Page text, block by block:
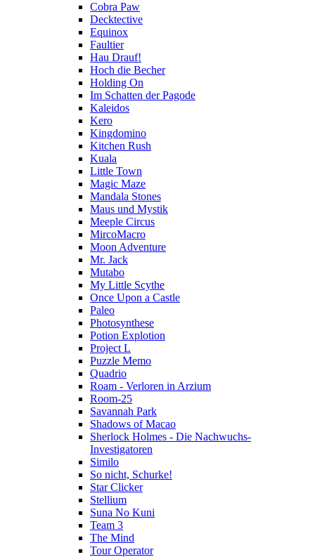
Cobra Paw
Decktective
Equinox
Faultier
Hau Drauf!
Hoch die Becher
Holding On
Im Schatten der Pagode
Kaleidos
Kero
Kingdomino
Kitchen Rush
Kuala
Little Town
Magic Maze
Mandala Stones
Maus und Mystik
Meeple Circus
MircoMacro
Moon Adventure
Mr. Jack
Mutabo
My Little Scythe
Once Upon a Castle
Paleo
Photosynthese
Potion Explotion
Project L
Puzzle Memo
Quadrio
Roam - Verloren in Arzium
Room-25
Savannah Park
Shadows of Macao
Sherlock Holmes - Die Nachwuchs-
Investigatoren
Similo
So nicht, Schurke!
Star Clicker
Stellium
Suna No Kuni
Team 3
The Mind
Tour Operator